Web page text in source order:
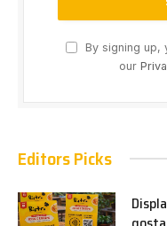
By signing up,
our
Editors Picks